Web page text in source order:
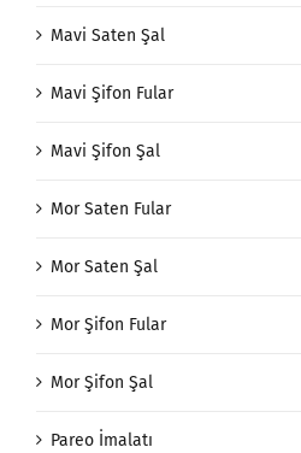
Mavi Saten Şal
Mavi Şifon Fular
Mavi Şifon Şal
Mor Saten Fular
Mor Saten Şal
Mor Şifon Fular
Mor Şifon Şal
Pareo İmalatı